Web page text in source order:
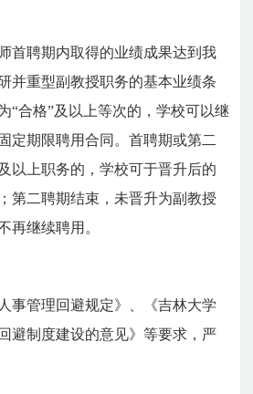
首聘期内取得的业绩成果达到我
并重型副教授职务的基本业绩条
“合格”及以上等次的，学校可以继
定期限聘用合同。首聘期或第二
以上职务的，学校可于晋升后的
第二聘期结束，未晋升为副教授
再继续聘用。
事管理回避规定》、《吉林大学
避制度建设的意见》等要求，严